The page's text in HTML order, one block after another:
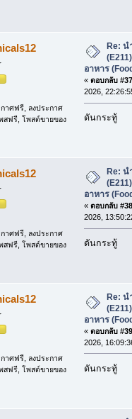
กาศฟรี, ลงประกาศ
สฟรี, โพสต์ขายของ
Re: น
อาหาร
« ตอบกลับ
2026,
ดันกระทู้
กาศฟรี, ลงประกาศ
สฟรี, โพสต์ขายของ
Re: น
อาหาร
« ตอบกลับ
2026,
ดันกระทู้
กาศฟรี, ลงประกาศ
สฟรี, โพสต์ขายของ
Re: น
อาหาร
« ตอบกลับ
2026,
ดันกระทู้